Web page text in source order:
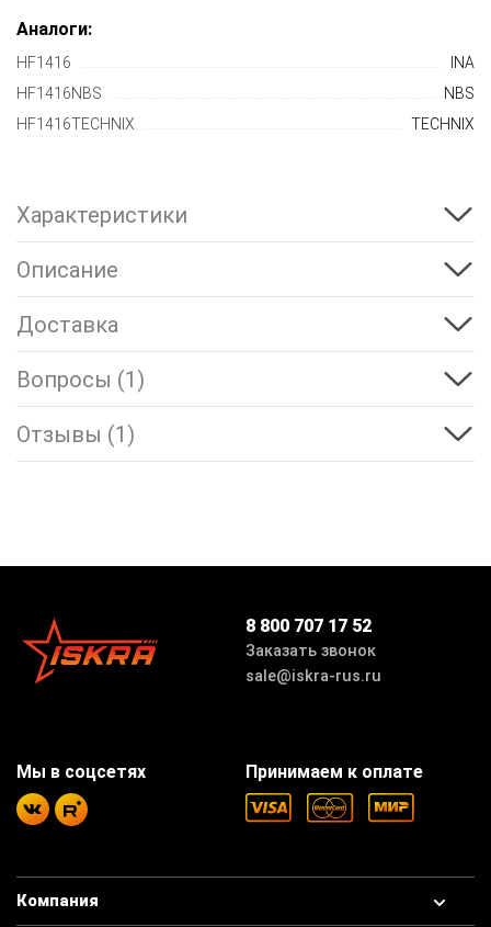
Аналоги:
HF1416
INA
HF1416NBS
NBS
HF1416TECHNIX
TECHNIX
Характеристики
Описание
Доставка
Вопросы (1)
Отзывы (1)
8 800 707 17 52
Заказать звонок
sale@iskra-rus.ru
Компания
Принимаем к оплате
Мы в соцсетях